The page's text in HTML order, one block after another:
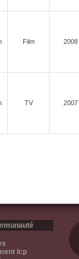
Film 2008
TV 2007
Icp